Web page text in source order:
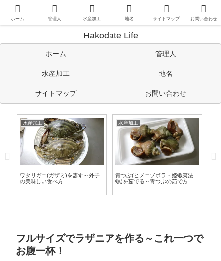
ています。
Hakodate Life
ホーム 管理人
水産加工 地名
サイトマップ お問い合わせ
水産加工
ワタリガニ(ガザミ)を蒸す～外子
の美味しい食べ方
水産加工
青つぶ(ヒメエゾボラ・姫蝦夷法
螺)を茹でる～青つぶの茹で方
フルサイズでラザニアを作る～これ一つで
お腹一杯！
ホーム 管理人 水産加工 地名 サイトマップ お問い合わせ